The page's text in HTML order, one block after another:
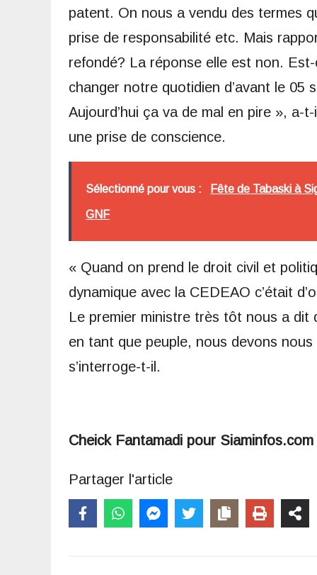
patent. On nous a vendu des termes
prise de responsabilité etc. Mais
refondé? La réponse elle est non.
changer notre quotidien d’avant le 05
Aujourd’hui ça va de mal en pire », a-
une prise de conscience.
Sélectionné pour vous : Fête de Tabaski à
GNF
« Quand on prend le droit civil et
dynamique avec la CEDEAO c’était
Le premier ministre très tôt nous a dit
en tant que peuple, nous devons
s’interroge-t-il.
Cheick Fantamadi pour Siaminfos.com
Partager l'article